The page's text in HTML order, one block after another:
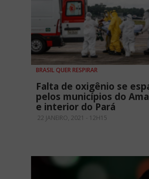
BRASIL QUER RESPIRAR
Falta de oxigênio se
pelos municípios do
e interior do Pará
22 JANEIRO, 2021 - 12H15